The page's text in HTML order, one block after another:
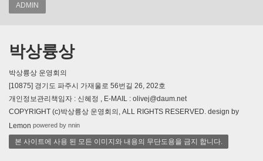
ADMIN
박상륭상
박상륭상 운영회의
[10875] 경기도 파주시 가재울로 56번길 26, 202호
개인정보관리책임자 : 신혜정 , E-MAIL : olivej@daum.net
COPYRIGHT (c)박상륭상 운영회의, ALL RIGHTS RESERVED. design by
Lemon powered by nnin
본 사이트에 사용 된 모든 이미지와 내용의 무단도용을 금지 합니다.